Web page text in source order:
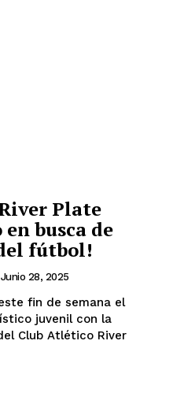
Plate
busca de
fútbol!
Junio 28, 2025
fin de semana el
juvenil con la
Club Atlético River